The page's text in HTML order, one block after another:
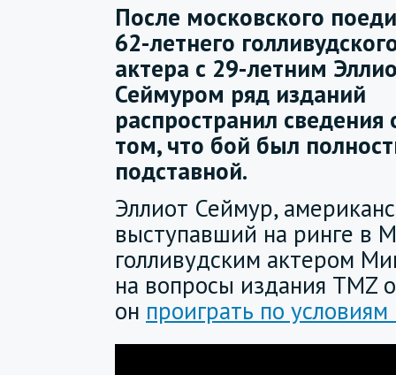
После московского
62-летнего
актера с 29-летним
Сеймуром ряд изданий
распространил сведения
том, что бой был
подставной.
Эллиот Сеймур,
выступавший на ринге в
голливудским актером
на вопросы издания TMZ
он проиграть по условиям